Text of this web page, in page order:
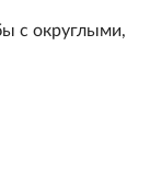
с округлыми,